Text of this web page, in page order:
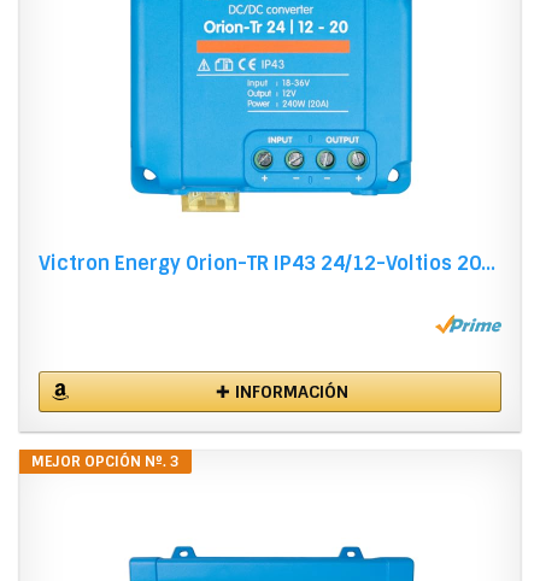
Victron Energy Orion-TR IP43 24/12-Voltios 20...
✚ INFORMACIÓN
MEJOR OPCIÓN Nº. 3